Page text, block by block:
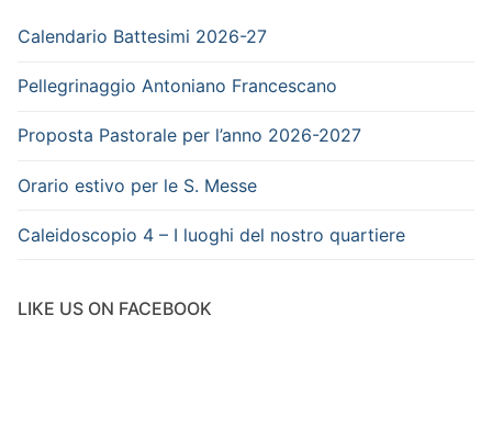
Calendario Battesimi 2026-27
Pellegrinaggio Antoniano Francescano
Proposta Pastorale per l’anno 2026-2027
Orario estivo per le S. Messe
Caleidoscopio 4 – I luoghi del nostro quartiere
LIKE US ON FACEBOOK